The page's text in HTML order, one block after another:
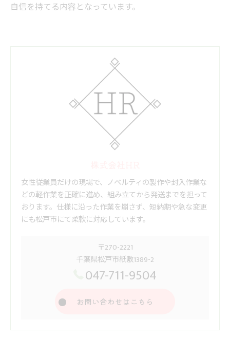
自信を持てる内容となっています。
女性従業員だけの現場で、ノベルティの製作や封入作業な
どの軽作業を正確に進め、組み立てから発送までを担って
おります。仕様に沿った作業を崩さず、短納期や急な変更
にも松戸市にて柔軟に対応しています。
〒270-2221
千葉県松戸市紙敷1389-2
047-711-9504
お問い合わせはこちら